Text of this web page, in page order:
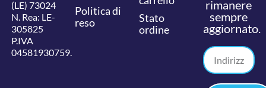
(LE) 73024
N. Rea: LE-
305825
P.IVA
04581930759.
Politica di
reso
Stato
ordine
rimanere
sempre
aggiornato.